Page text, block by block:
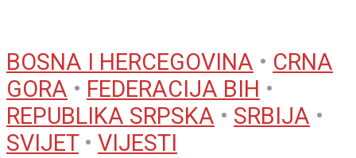
BOSNA I HERCEGOVINA • CRNA
GORA • FEDERACIJA BIH •
REPUBLIKA SRPSKA • SRBIJA •
SVIJET • VIJESTI